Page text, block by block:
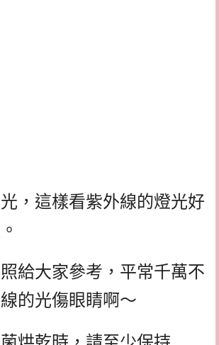
，這樣看紫外線的燈光好
給大家參考，平常千萬不
的光傷眼睛啊～